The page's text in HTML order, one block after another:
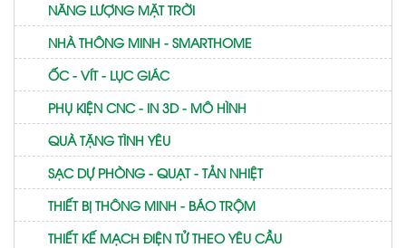
NĂNG LƯỢNG MẶT TRỜI
NHÀ THÔNG MINH - SMARTHOME
ỐC - VÍT - LỤC GIÁC
PHỤ KIỆN CNC - IN 3D - MÔ HÌNH
QUÀ TẶNG TÌNH YÊU
SẠC DỰ PHÒNG - QUẠT - TẢN NHIỆT
THIẾT BỊ THÔNG MINH - BÁO TRỘM
THIẾT KẾ MẠCH ĐIỆN TỬ THEO YÊU CẦU